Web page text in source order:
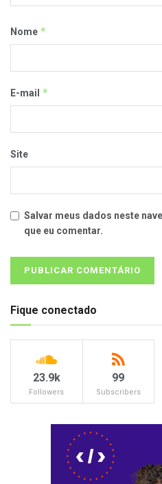
Nome *
E-mail *
Site
Salvar meus dados neste
que eu comentar.
Fique conectado
23.9k
Followers
99
Subscribers